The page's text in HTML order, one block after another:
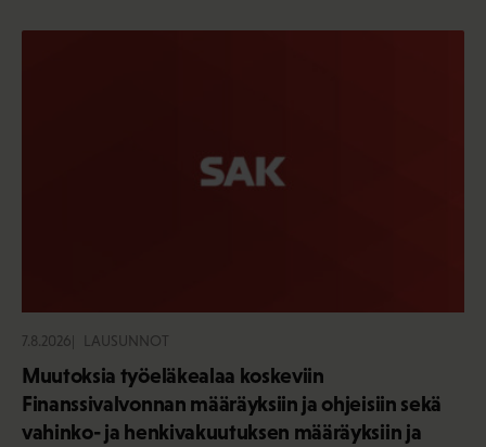
7.8.2026 LAUSUNNOT
Muutoksia työeläkealaa koskeviin
Finanssivalvonnan määräyksiin ja ohjeisiin sekä
vahinko- ja henkivakuutuksen määräyksiin ja